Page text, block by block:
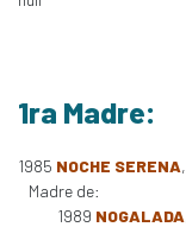
1ra Madre:
1985 NOCHE SERENA
Madre de:
1989 NOGALADA